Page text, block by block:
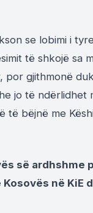
se lobimi i
të shkojë sa
por gjithmonë
jo të ndërlidhet
të bëjnë me
së ardhshme
në KiE